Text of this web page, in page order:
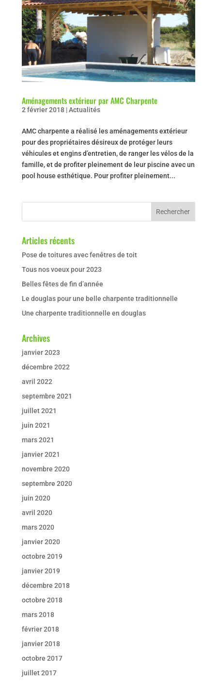
Aménagements extérieur par AMC Charpente
2 février 2018|Actualités
AMC charpente a réalisé les aménagements extérieur
pour des propriétaires désireux de protéger leurs
véhicules et engins d’entretien, de ranger les vélos de la
famille, et de profiter pleinement de leur piscine avec un
pool house esthétique. Pour profiter pleinement...
Articles récents
Pose de toitures avec fenêtres de toit
Tous nos voeux pour 2023
Belles fêtes de fin d’année
Le douglas pour une belle charpente traditionnelle
Une charpente traditionnelle en douglas
Archives
janvier 2023
décembre 2022
avril 2022
septembre 2021
juillet 2021
juin 2021
mars 2021
janvier 2021
novembre 2020
septembre 2020
juin 2020
avril 2020
mars 2020
janvier 2020
octobre 2019
janvier 2019
décembre 2018
octobre 2018
mars 2018
février 2018
janvier 2018
octobre 2017
juillet 2017